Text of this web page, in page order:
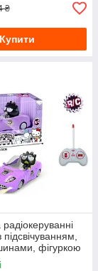
₴
Купити
фігуркою